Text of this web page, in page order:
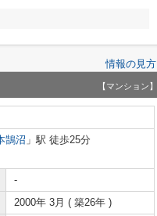
情報の見方
【マンション】
鵠沼 」駅 徒歩25分
-
2000年 3月 ( 築26年 )